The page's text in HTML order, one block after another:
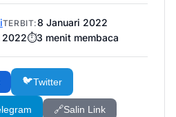
TERBIT:8 Januari 2022
2022⏱️3 menit membaca
🐦Twitter
🔗Salin Link